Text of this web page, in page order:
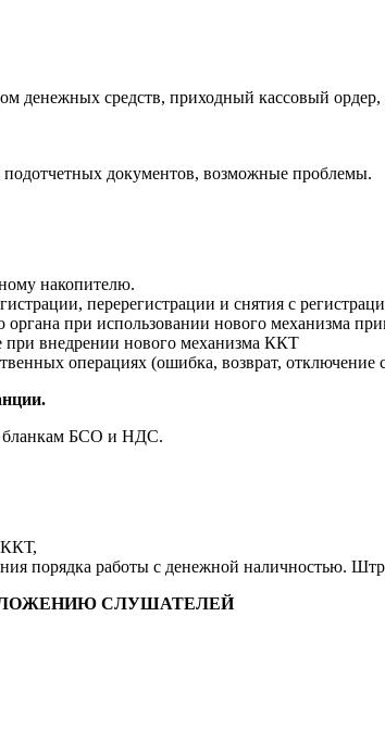
денежных средств, приходный кассовый
документов, возможные проблемы.
накопителю.
перерегистрации и снятия с
при использовании нового механизма
при внедрении нового механизма ККТ
операциях (ошибка, возврат, отключение
бланкам БСО и НДС.
ККТ,
порядка работы с денежной наличностью.
СЛУШАТЕЛЕЙ